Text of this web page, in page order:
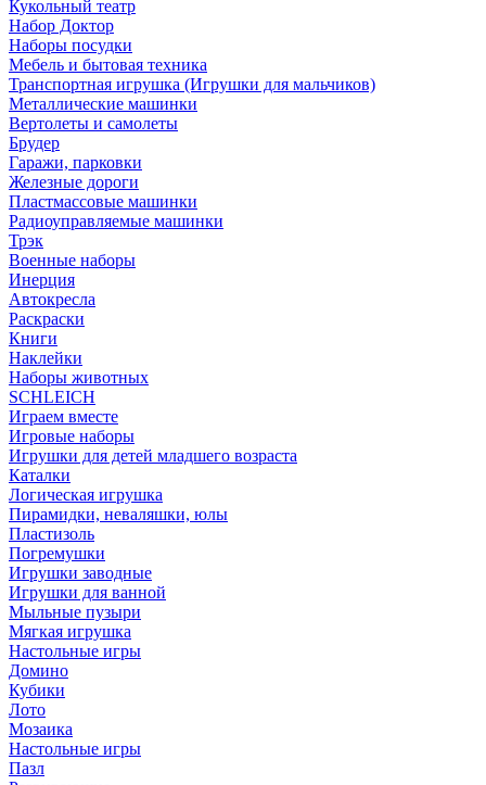
Кукольный театр
Набор Доктор
Наборы посудки
Мебель и бытовая техника
Транспортная игрушка (Игрушки для мальчиков)
Металлические машинки
Вертолеты и самолеты
Брудер
Гаражи, парковки
Железные дороги
Пластмассовые машинки
Радиоуправляемые машинки
Трэк
Военные наборы
Инерция
Автокресла
Раскраски
Книги
Наклейки
Наборы животных
SCHLEICH
Играем вместе
Игровые наборы
Игрушки для детей младшего возраста
Каталки
Логическая игрушка
Пирамидки, неваляшки, юлы
Пластизоль
Погремушки
Игрушки заводные
Игрушки для ванной
Мыльные пузыри
Мягкая игрушка
Настольные игры
Домино
Кубики
Лото
Мозаика
Настольные игры
Пазл